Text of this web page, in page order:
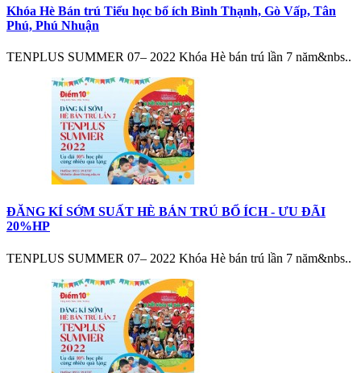
Khóa Hè Bán trú Tiểu học bổ ích Bình Thạnh, Gò Vấp, Tân
Phú, Phú Nhuận
TENPLUS SUMMER 07– 2022 Khóa Hè bán trú lần 7 năm&nbs..
ĐĂNG KÍ SỚM SUẤT HÈ BÁN TRÚ BỔ ÍCH - ƯU ĐÃI
20%HP
TENPLUS SUMMER 07– 2022 Khóa Hè bán trú lần 7 năm&nbs..